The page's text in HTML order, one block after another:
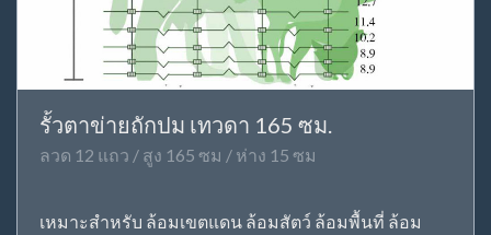
รั้วตาข่ายถักปม เทวดา 165 ซม.
ลวด 12 แถว / สูง 165 ซม / ห่าง 15 ซม
เหมาะสำหรับ ล้อมเขตแดน ล้อมสัตว์ ล้อมพื้นที่ ล้อม